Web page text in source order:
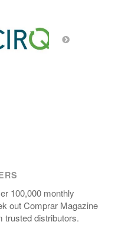
100,000 monthly
out Comprar Magazine
trusted distributors.